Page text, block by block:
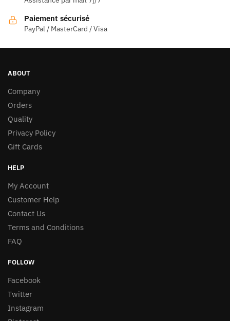
Paiement sécurisé
PayPal / MasterCard / Visa
ABOUT
Company
Orders
Quality
Privacy Policy
Gift Cards
HELP
My Account
Customer Help
Contact Us
Terms and Conditions
FAQ
FOLLOW
Facebook
Twitter
Instagram